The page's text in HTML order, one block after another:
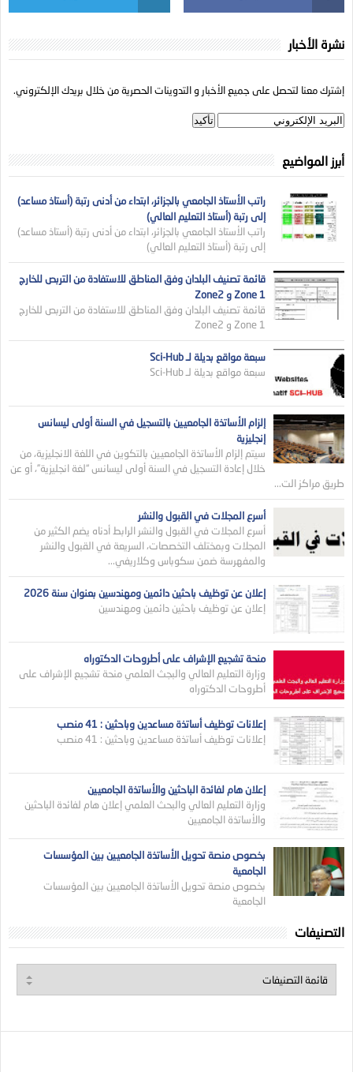
نشرة الأخبار
إشترك معنا لتحصل على جميع الأخبار و التدوينات الحصرية من خلال بريدك الإلكتروني.
أبرز المواضيع
راتب الأستاذ الجامعي بالجزائر، ابتداء من أدنى رتبة (أستاذ مساعد)
إلى رتبة (أستاذ التعليم العالي)
راتب الأستاذ الجامعي بالجزائر، ابتداء من أدنى رتبة (أستاذ مساعد)
إلى رتبة (أستاذ التعليم العالي)
قائمة تصنيف البلدان وفق المناطق للاستفادة من التربص للخارج
Zone 1 و Zone2
قائمة تصنيف البلدان وفق المناطق للاستفادة من التربص للخارج
Zone 1 و Zone2
سبعة مواقع بديلة لـ Sci-Hub
سبعة مواقع بديلة لـ Sci-Hub
إلزام الأساتذة الجامعيين بالتسجيل في السنة أولى ليسانس
إنجليزية
سيتم إلزام الأساتذة الجامعيين بالتكوين في اللغة الانجليزية، من
خلال إعادة التسجيل في السنة أولى ليسانس “لغة انجليزية”، أو عن
طريق مراكز الت...
أسرع المجلات في القبول والنشر
أسرع المجلات في القبول والنشر الرابط أدناه يضم الكثير من
المجلات وبمختلف التخصصات، السريعة في القبول والنشر
والمفهرسة ضمن سكوباس وكلاريفي...
إعلان عن توظيف باحثين دائمين ومهندسين بعنوان سنة 2026
إعلان عن توظيف باحثين دائمين ومهندسين
منحة تشجيع الإشراف على أطروحات الدكتوراه
وزارة التعليم العالي والبجث العلمي منحة تشجيع الإشراف على
أطروحات الدكتوراه
إعلانات توظيف أساتذة مساعدين وباحثين : 41 منصب
إعلانات توظيف أساتذة مساعدين وباحثين : 41 منصب
إعلان هام لفائدة الباحثين والأساتذة الجامعيين
وزارة التعليم العالي والبحث العلمي إعلان هام لفائدة الباحثين
والأساتذة الجامعيين
بخصوص منصة تحويل الأساتذة الجامعيين بين المؤسسات
الجامعية
بخصوص منصة تحويل الأساتذة الجامعيين بين المؤسسات
الجامعية
التصنيفات